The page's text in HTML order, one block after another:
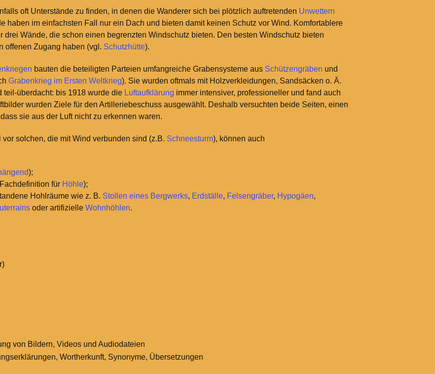
oft Unterstände zu finden, in denen die Wanderer sich bei plötzlich auftretenden Unwettern
haben im einfachsten Fall nur ein Dach und bieten damit keinen Schutz vor Wind. Komfortablere
drei Wände, die schon einen begrenzten Windschutz bieten. Den besten Windschutz bieten
offenen Zugang haben (vgl. Schutzhütte).
bauten die beteiligten Parteien umfangreiche Grabensysteme aus Schützengräben und
Grabenkrieg im Ersten Weltkrieg). Sie wurden oftmals mit Holzverkleidungen, Sandsäcken o. Ä.
teil-überdacht: bis 1918 wurde die Luftaufklärung immer intensiver, professioneller und fand auch
wurden Ziele für den Artilleriebeschuss ausgewählt. Deshalb versuchten beide Seiten, einen
sie aus der Luft nicht zu erkennen waren.
solchen, die mit Wind verbunden sind (z.B. Schneesturm), können auch
);
für Höhle);
Hohlräume wie z. B. Stollen eines Bergwerks, Erdställe, Felsengräber, Hypogäen,
oder artifizielleWohnhöhlen.
von Bildern, Videos und Audiodateien
Wortherkunft, Synonyme, Übersetzungen